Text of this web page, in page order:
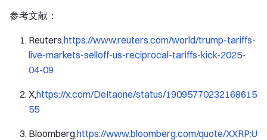
参考文献：
Reuters,https://www.reuters.com/world/trump-tariffs-
live-markets-selloff-us-reciprocal-tariffs-kick-2025-
04-09
X,https://x.com/DeItaone/status/19095770232168615
55
Bloomberg,https://www.bloomberg.com/quote/XXRP:U